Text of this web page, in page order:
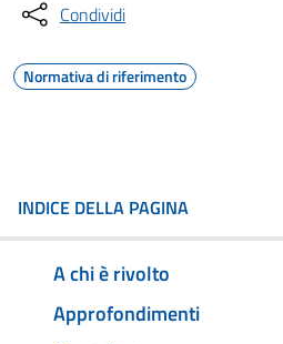
Condividi
Normativa di riferimento
INDICE DELLA PAGINA
A chi è rivolto
Approfondimenti